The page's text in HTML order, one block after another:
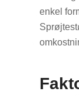
enkel